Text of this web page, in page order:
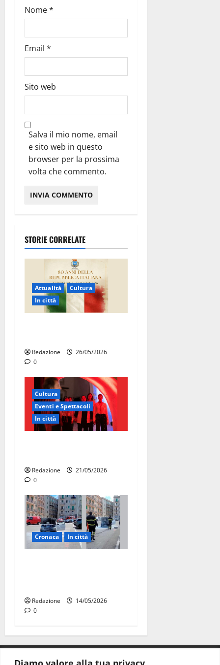
Nome*
Email *
Sito web
Salva il mio nome, email
e sito web in questo
browser per la prossima
volta che commento.
STORIE CORRELATE
Attualità
Cultura
In città
Redazione
26/05/2026
0
Cultura
Eventi e Spettacoli
In città
Redazione
21/05/2026
0
Cronaca In città
Redazione
14/05/2026
0